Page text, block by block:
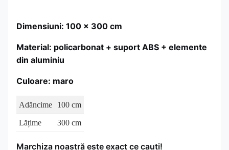
Dimensiuni: 100 x 300 cm
Material: policarbonat + suport ABS + elemente
din aluminiu
Culoare: maro
Adăncime 100 cm
Lățime 300 cm
Marchiza noastră este exact ce cauți!